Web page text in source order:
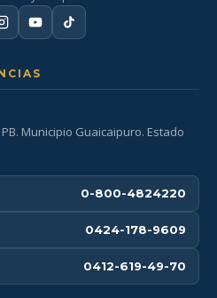
Municipio Guaicaipuro. Estado
0-800-4824220
0424-178-9609
0412-619-49-70